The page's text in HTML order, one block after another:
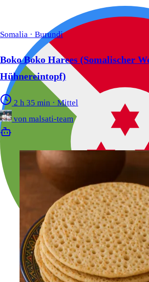
Somalia · Burundi
Boko Boko Harees (Somalischer
Hühnereintopf)
2 h 35 min · Mittel
von malsati-team